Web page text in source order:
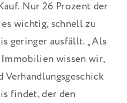
Nur 26 Prozent der
wichtig, schnell zu
geringer ausfällt. „Als
wissen wir,
Verhandlungsgeschick
findet, der den